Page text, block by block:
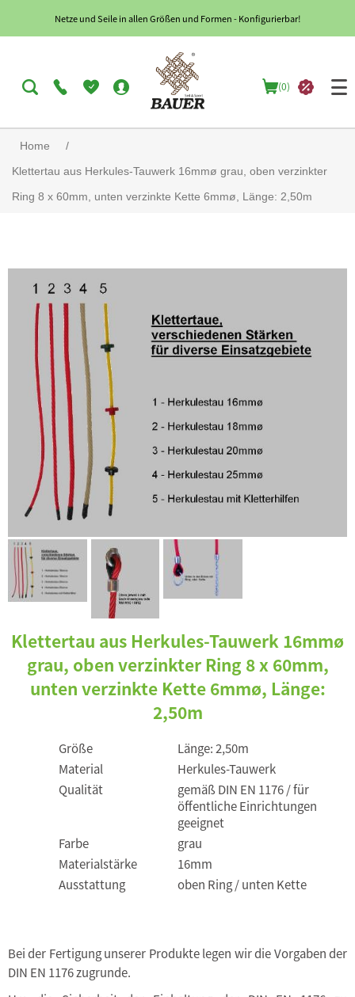
Netze und Seile in allen Größen und Formen - Konfigurierbar!
(0)
Home
/
Klettertau aus Herkules-Tauwerk 16mmø grau, oben verzinkter
Ring 8 x 60mm, unten verzinkte Kette 6mmø, Länge: 2,50m
Klettertau aus Herkules-Tauwerk 16mmø
grau, oben verzinkter Ring 8 x 60mm,
unten verzinkte Kette 6mmø, Länge:
2,50m
Größe
Länge: 2,50m
Material
Herkules-Tauwerk
Qualität
gemäß DIN EN 1176 / für
öffentliche Einrichtungen
geeignet
Farbe
grau
Materialstärke
16mm
Ausstattung
oben Ring / unten Kette
Bei der Fertigung unserer Produkte legen wir die Vorgaben der
DIN EN 1176 zugrunde.